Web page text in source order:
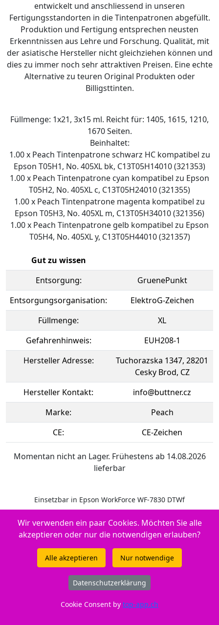
entwickelt und anschliessend in unseren
Fertigungsstandorten in die Tintenpatronen abgefüllt.
Produktion und Fertigung entsprechen neusten
Erkenntnissen aus Lehre und Forschung. Qualität, mit
der asiatische Hersteller nicht gleichziehen können und
dies zu immer noch sehr attraktiven Preisen. Eine echte
Alternative zu teuren Original Produkten oder
Billigsttinten.
Füllmenge: 1x21, 3x15 ml. Reicht für: 1405, 1615, 1210,
1670 Seiten.
Beinhaltet:
1.00 x Peach Tintenpatrone schwarz HC kompatibel zu
Epson T05H1, No. 405XL bk, C13T05H14010 (321353)
1.00 x Peach Tintenpatrone cyan kompatibel zu Epson
T05H2, No. 405XL c, C13T05H24010 (321355)
1.00 x Peach Tintenpatrone magenta kompatibel zu
Epson T05H3, No. 405XL m, C13T05H34010 (321356)
1.00 x Peach Tintenpatrone gelb kompatibel zu Epson
T05H4, No. 405XL y, C13T05H44010 (321357)
Gut zu wissen
Entsorgung:
GruenePunkt
Entsorgungsorganisation:
ElektroG-Zeichen
Füllmenge:
XL
Gefahrenhinweis:
EUH208-1
Hersteller Adresse:
Tuchorazska 1347, 28201
Cesky Brod, CZ
Hersteller Kontakt:
info@buttner.cz
Marke:
Peach
CE:
CE-Zeichen
Momentan nicht an Lager. Frühestens ab 14.08.2026
lieferbar
Einsetzbar in Epson WorkForce WF-7830 DTWf
Original Tintenpatrone yellow
Hersteller-ID: No. 405Y,
T05G44010
Wir verwenden ein paar Cookies. Möchten Sie alle
akzeptieren oder nur die notwendigen erlauben?
Alle akzeptieren Nur notwendige
Datenschutzerklärung
Cookie Consent by top-app.ch